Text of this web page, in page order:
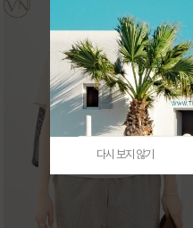
다시 보지 않기